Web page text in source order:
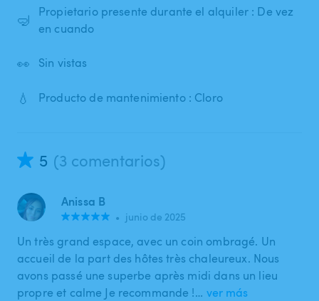
🤿
Propietario presente durante el alquiler : De vez
en cuando
👀 Sin vistas
💧 Producto de mantenimiento : Cloro
5 (3 comentarios)
Anissa B
• junio de 2025
Un très grand espace, avec un coin ombragé. Un
accueil de la part des hôtes très chaleureux. Nous
avons passé une superbe après midi dans un lieu
propre et calme Je recommande !… ver más